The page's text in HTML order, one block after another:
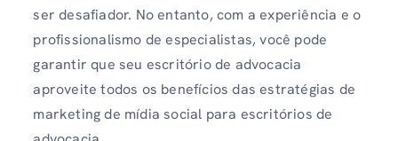
ser desafiador. No entanto, com a experiência e o
profissionalismo de especialistas, você pode
garantir que seu escritório de advocacia
aproveite todos os benefícios das estratégias de
marketing de mídia social para escritórios de